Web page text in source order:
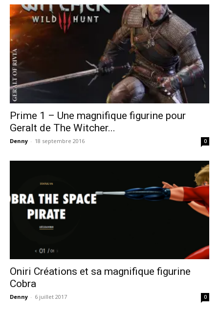
Prime 1 – Une magnifique figurine pour
Geralt de The Witcher...
Denny - 18 septembre 2016 0
Oniri Créations et sa magnifique figurine
Cobra
Denny - 6 juillet 2017 0